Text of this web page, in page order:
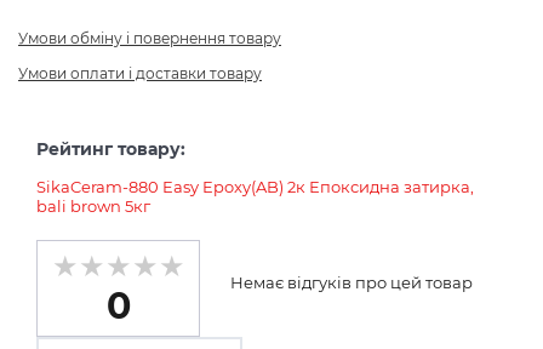
Умови обміну і повернення товару
Умови оплати і доставки товару
Рейтинг товару:
SikaCeram-880 Easy Epoxy(AB) 2к Епоксидна затирка,
bali brown 5кг
0
Немає відгуків про цей товар